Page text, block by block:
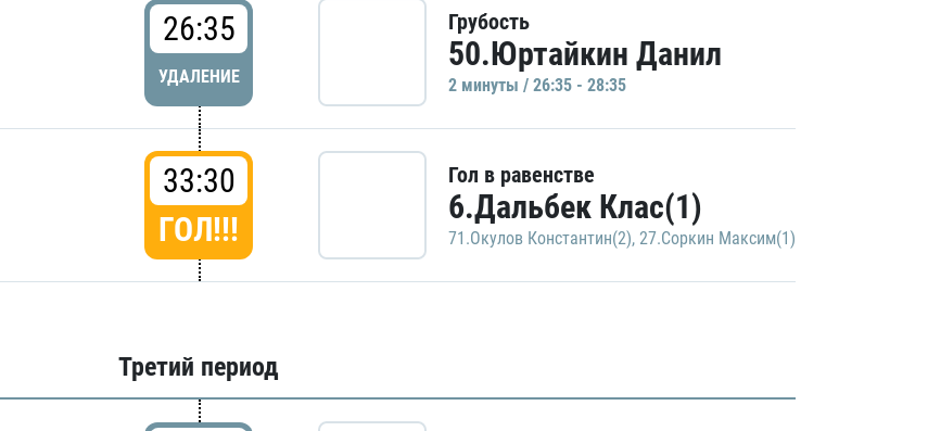
26:35
УДАЛЕНИЕ
Грубость
50.Юртайкин Данил
2 минуты / 26:35 - 28:35
33:30
ГОЛ!!!
Гол в равенстве
6.Дальбек Клас(1)
71.Окулов Константин(2), 27.Соркин Максим(1)
Третий период